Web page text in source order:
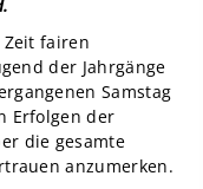
fairen
der Jahrgänge
Samstag
Erfolgen der
die gesamte
anzumerken.